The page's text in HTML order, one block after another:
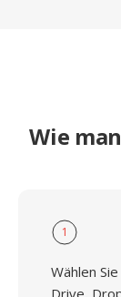
Wie
1
Wählen
Drive,